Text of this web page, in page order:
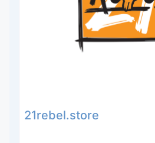
21rebel.store